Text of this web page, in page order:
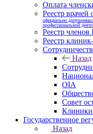
Оплата
Реестр врачей
официально
профессиональной
Реестр
Реестр
Назад
OIA
Совет
Государственное
Назад